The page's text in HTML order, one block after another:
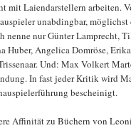
mit Laiendarstellern arbeiten.
unabdingbar, möglichst
nenne nur Günter Lamprecht,
Huber, Angelica Domröse,
Und: Max Volkert
In fast jeder Kritik wird
bescheinigt.
Affinität zu Büchern von